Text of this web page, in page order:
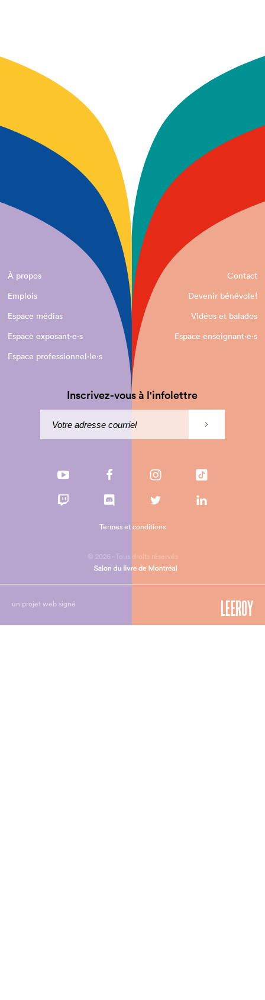
À propos
Contact
Emplois
Devenir bénévole!
Espace médias
Vidéos et balados
Espace exposant·e⋅s
Espace enseignant·e⋅s
Espace professionnel·le⋅s
Inscrivez-vous à l'infolettre
© 2026 - Tous droits réservés
Termes et conditions
un projet web signé